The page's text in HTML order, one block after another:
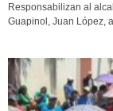
Responsabilizan al
Guapinol, Juan López,